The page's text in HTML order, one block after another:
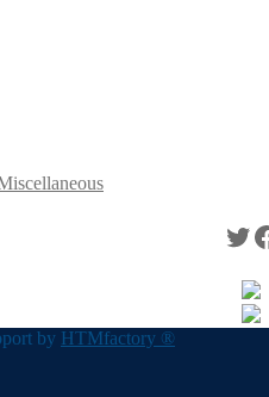
by HTMfactory ®